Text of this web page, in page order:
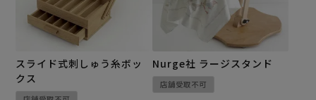
スライド式刺しゅう糸ボッ
クス
Nurge社 ラージスタンド
店舗受取不可